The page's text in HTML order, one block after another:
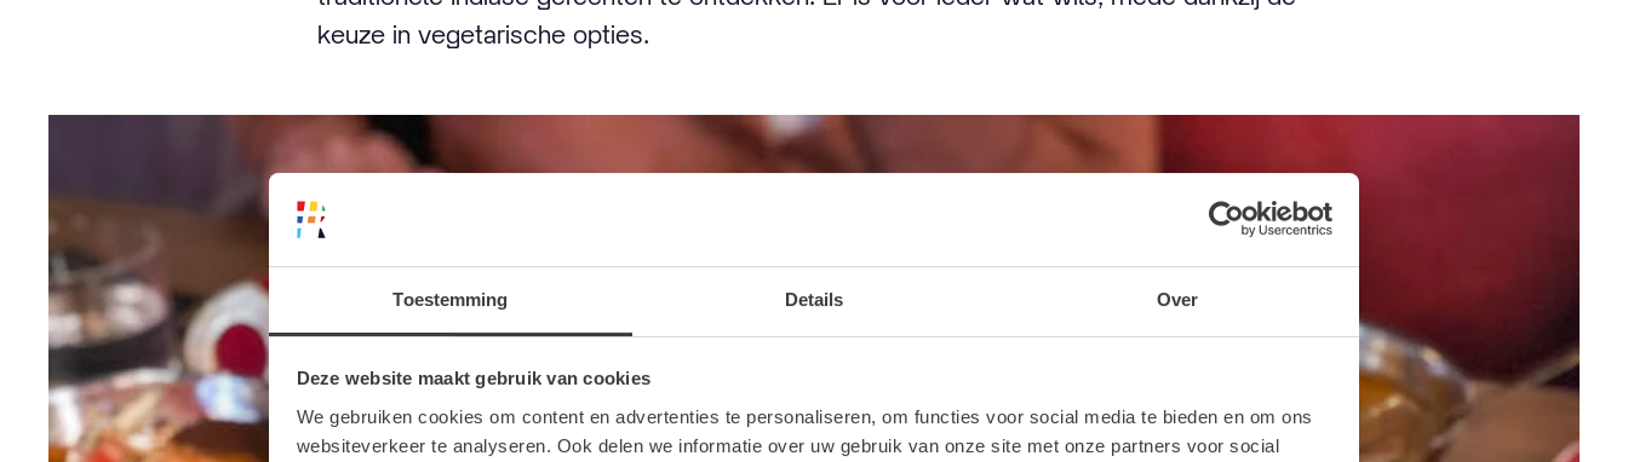
Toestemming Details Over
Deze website maakt gebruik van cookies
We gebruiken cookies om content en advertenties te personaliseren, om functies voor social media te bieden en om ons
websiteverkeer te analyseren. Ook delen we informatie over uw gebruik van onze site met onze partners voor social
keuze in vegetarische opties.